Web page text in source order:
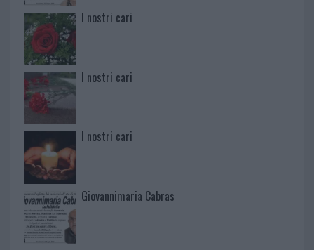
I nostri cari
I nostri cari
I nostri cari
Giovannimaria Cabras